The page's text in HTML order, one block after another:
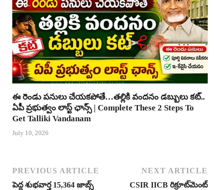
ఈ రెండు పనులు చేయకపోతే…తల్లికి వందనం డబ్బులు కట్..
ఏపీ ప్రభుత్వం లాస్ట్ ఛాన్స్ | Complete These 2 Steps To
Get Talliki Vandanam
July 10, 2026
PREVIOUS ARTICLE
పెద్ద శుభవార్త 15,364 జాబ్స్
NEXT ARTICLE
CSIR IICB రిక్రూట్‌మెంట్